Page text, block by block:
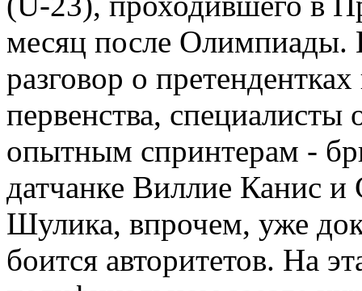
месяц после Олимпиады.
разговор о
первенства, специалисты
опытным спринтерам -
датчанке Виллие Канис
Шулика, впрочем, уже
боится авторитетов. На